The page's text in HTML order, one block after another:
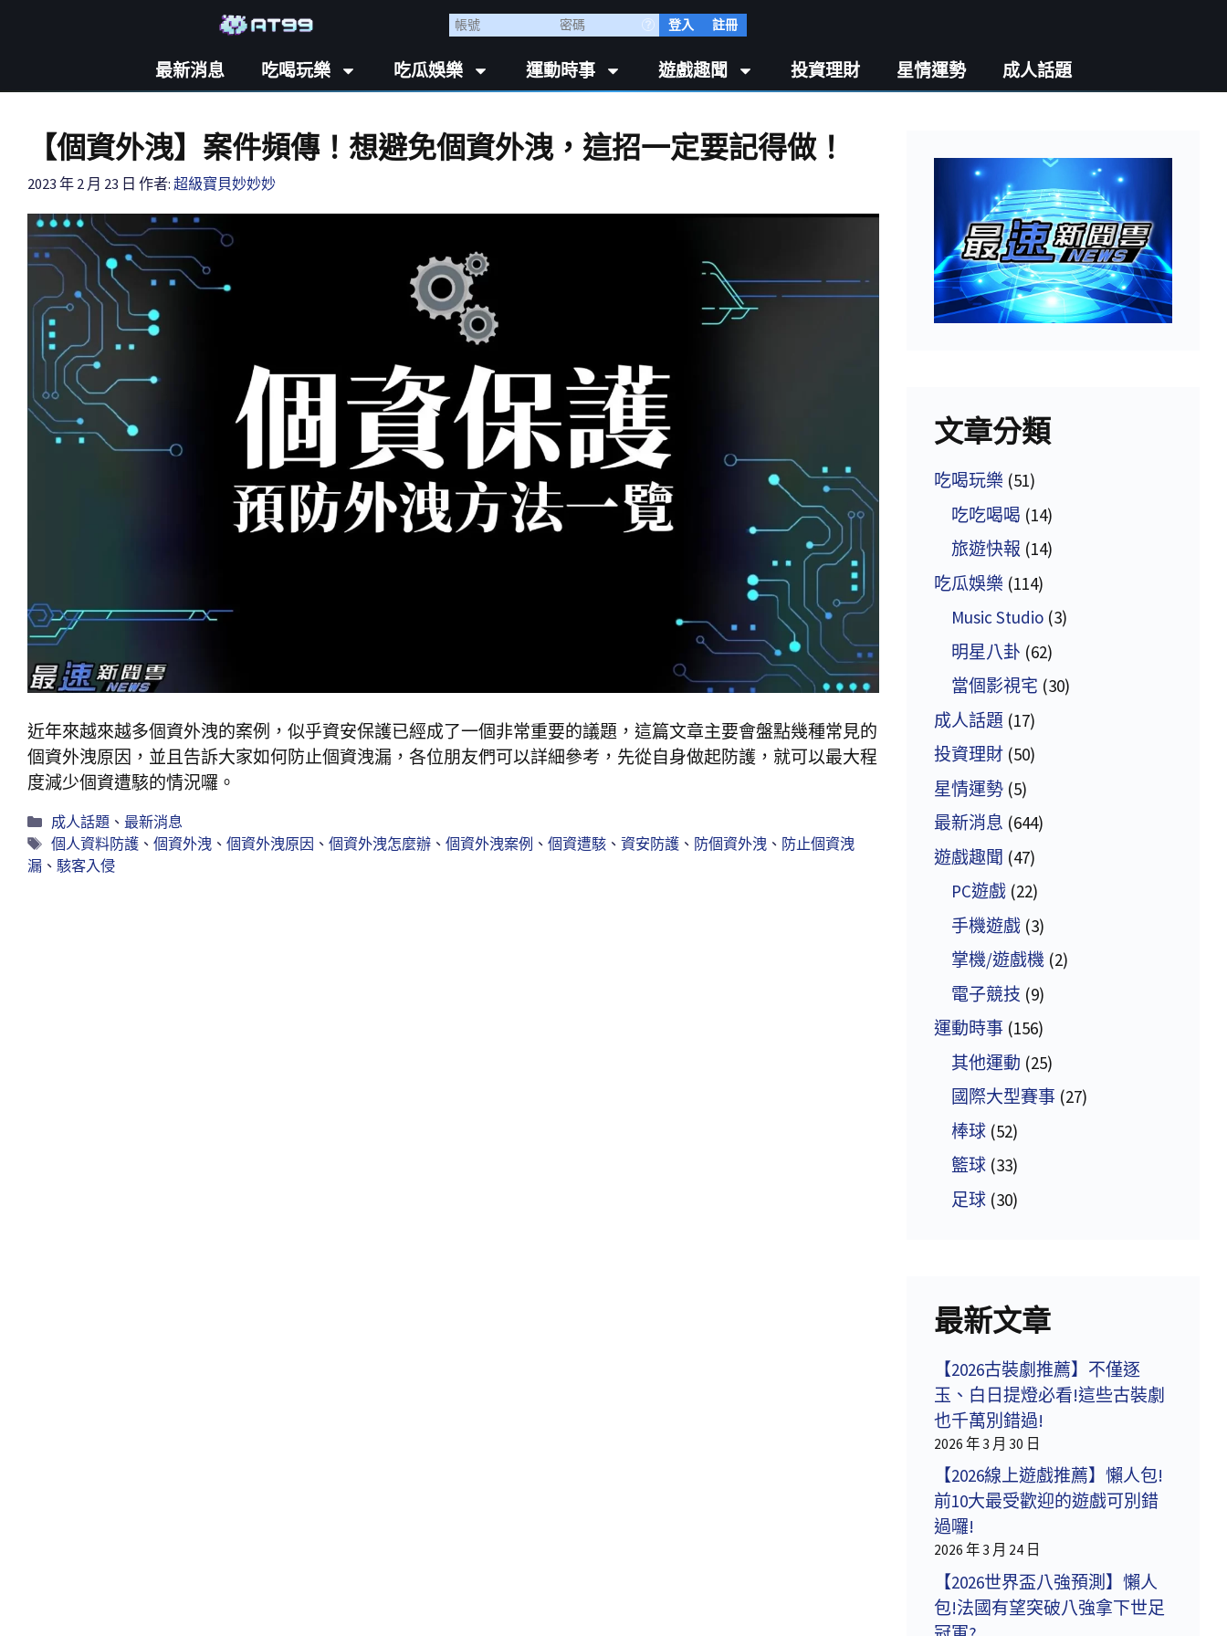
登入 註冊
最新消息 吃喝玩樂 吃瓜娛樂 運動時事 遊戲趣聞 投資理財 星情運勢 成人話題
【個資外洩】案件頻傳！想避免個資外洩，這招一定要記得做！
2023 年 2 月 23 日 作者: 超級寶貝妙妙妙
近年來越來越多個資外洩的案例，似乎資安保護已經成了一個非常重要的議題，這篇文章主要會盤點幾種常見的
個資外洩原因，並且告訴大家如何防止個資洩漏，各位朋友們可以詳細參考，先從自身做起防護，就可以最大程
度減少個資遭駭的情況囉。
成人話題、 最新消息
個人資料防護、 個資外洩、 個資外洩原因 、 個資外洩怎麼辦、 個資外洩案例 、 個資遭駭、 資安防護、 防個資外洩、 防止個資洩
漏 、 駭客入侵
文章分類
吃喝玩樂 (51)
吃吃喝喝 (14)
旅遊快報 (14)
吃瓜娛樂 (114)
Music Studio (3)
明星八卦 (62)
當個影視宅 (30)
成人話題 (17)
投資理財 (50)
星情運勢 (5)
最新消息 (644)
遊戲趣聞 (47)
PC遊戲 (22)
手機遊戲 (3)
掌機/遊戲機 (2)
電子競技 (9)
運動時事 (156)
其他運動 (25)
國際大型賽事 (27)
棒球 (52)
籃球 (33)
足球 (30)
最新文章
【2026古裝劇推薦】不僅逐
玉、白日提燈必看!這些古裝劇
也千萬別錯過!
2026 年 3 月 30 日
【2026線上遊戲推薦】懶人包!
前10大最受歡迎的遊戲可別錯
過囉!
2026 年 3 月 24 日
【2026世界盃八強預測】懶人
包!法國有望突破八強拿下世足